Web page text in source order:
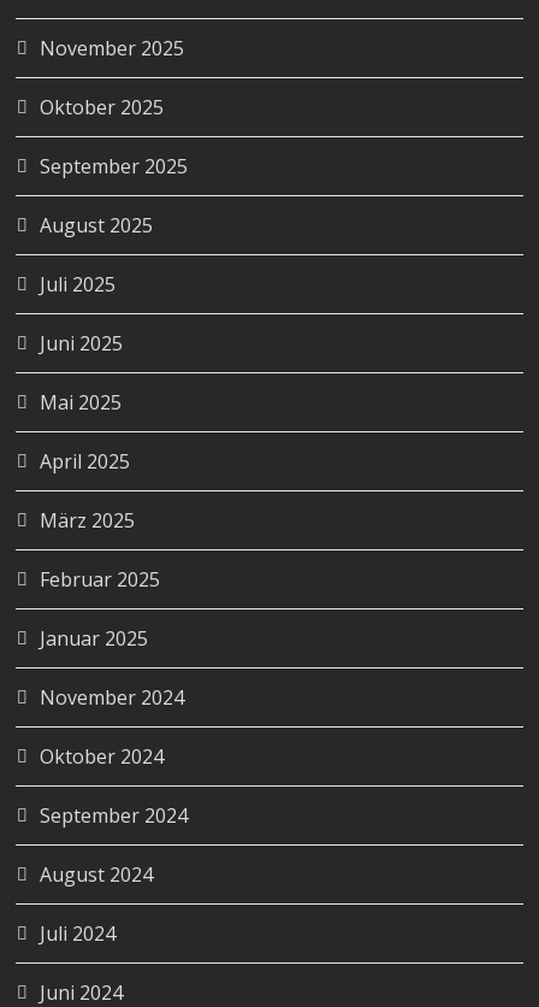
November 2025
Oktober 2025
September 2025
August 2025
Juli 2025
Juni 2025
Mai 2025
April 2025
März 2025
Februar 2025
Januar 2025
November 2024
Oktober 2024
September 2024
August 2024
Juli 2024
Juni 2024